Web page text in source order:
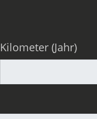
Kilometer (Jahr)